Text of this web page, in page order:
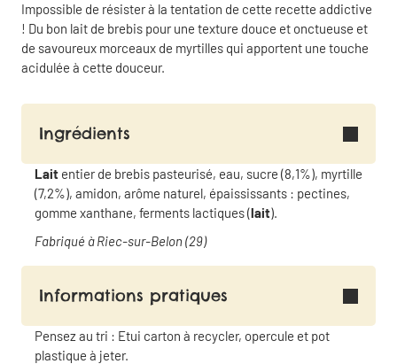
Impossible de résister à la tentation de cette recette addictive
! Du bon lait de brebis pour une texture douce et onctueuse et
de savoureux morceaux de myrtilles qui apportent une touche
acidulée à cette douceur.
Ingrédients
Lait entier de brebis pasteurisé, eau, sucre (8,1%), myrtille
(7,2%), amidon, arôme naturel, épaississants : pectines,
gomme xanthane, ferments lactiques (lait).
Fabriqué à Riec-sur-Belon (29)
Informations pratiques
Pensez au tri : Etui carton à recycler, opercule et pot
plastique à jeter.